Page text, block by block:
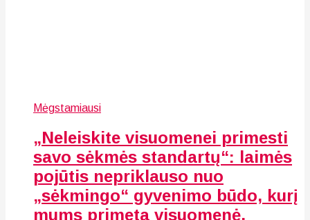
Mėgstamiausi
„Neleiskite visuomenei primesti
savo sėkmės standartų“: laimės
pojūtis nepriklauso nuo
„sėkmingo“ gyvenimo būdo, kurį
mums primeta visuomenė.